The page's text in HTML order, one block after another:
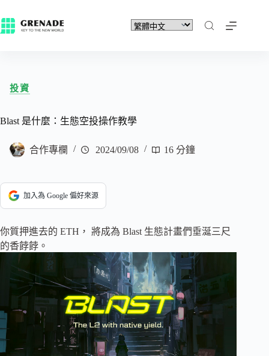
投資
Blast 是什麼：生態空投操作教學
合作專欄 2024/09/08 16 分鐘
加入為 Google 偏好來源
你質押進去的 ETH， 將成為 Blast 生態計畫們垂涎三尺
的香餑餑。